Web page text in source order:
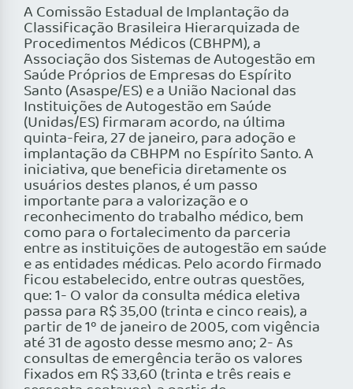
A Comissão Estadual de Implantação da
Classificação Brasileira Hierarquizada de
Procedimentos Médicos (CBHPM), a
Associação dos Sistemas de Autogestão em
Saúde Próprios de Empresas do Espírito
Santo (Asaspe/ES) e a União Nacional das
Instituições de Autogestão em Saúde
(Unidas/ES) firmaram acordo, na última
quinta-feira, 27 de janeiro, para adoção e
implantação da CBHPM no Espírito Santo. A
iniciativa, que beneficia diretamente os
usuários destes planos, é um passo
importante para a valorização e o
reconhecimento do trabalho médico, bem
como para o fortalecimento da parceria
entre as instituições de autogestão em saúde
e as entidades médicas. Pelo acordo firmado
ficou estabelecido, entre outras questões,
que: 1- O valor da consulta médica eletiva
passa para R$ 35,00 (trinta e cinco reais), a
partir de 1º de janeiro de 2005, com vigência
até 31 de agosto desse mesmo ano; 2- As
consultas de emergência terão os valores
fixados em R$ 33,60 (trinta e três reais e